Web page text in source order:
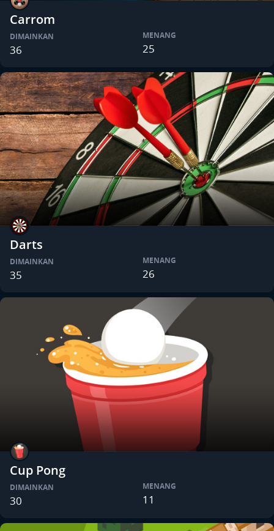
Carrom
DIMAINKAN
36
MENANG
25
Darts
DIMAINKAN
35
MENANG
26
Cup Pong
DIMAINKAN
30
MENANG
11